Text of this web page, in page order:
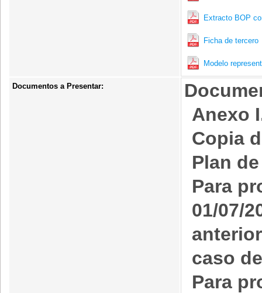
Extracto BOP
Ficha de tercero
Modelo
Documentos a Presentar:
Anexo
Copia
Plan
Para
01/07/
caso
Para